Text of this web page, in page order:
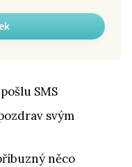
SMS
svým
něco